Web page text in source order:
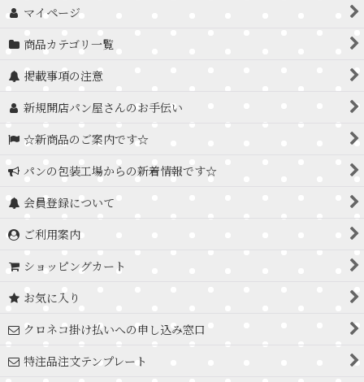
マイページ
商品カテゴリ一覧
掲載事項の注意
新規開店パン屋さんのお手伝い
☆新商品のご案内です☆
パンの包装工場からの新着情報です☆
会員登録について
ご利用案内
ショッピングカート
お気に入り
クロネコ掛け払いへの申し込み窓口
特注品注文テンプレート